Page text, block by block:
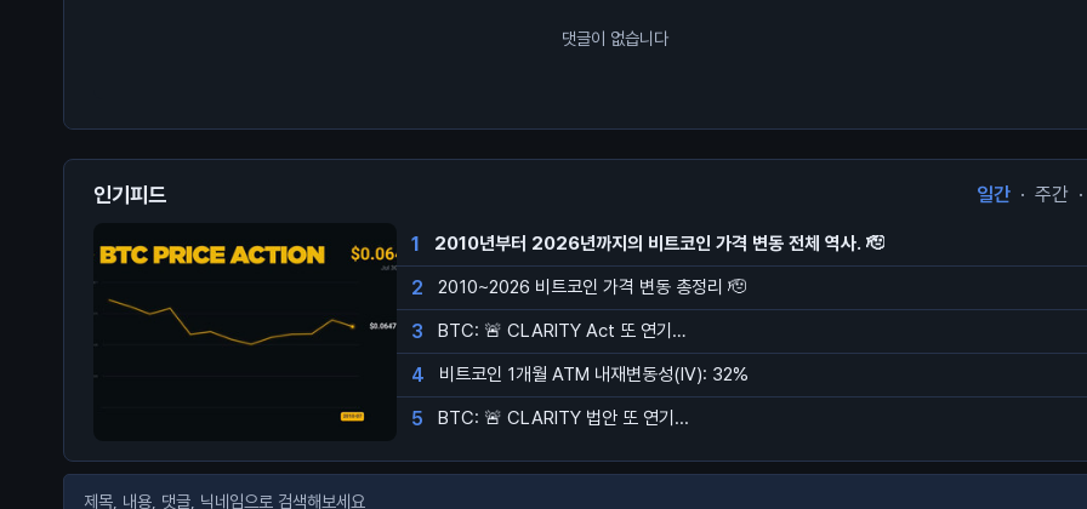
댓글이 없습니다
인기피드 일간 · 주간 ·
1 2010년부터 2026년까지의 비트코인 가격 변동 전체 역사. 🫡
2 2010~2026 비트코인 가격 변동 총정리 🫡
3 BTC: 🚨 CLARITY Act 또 연기…
4 비트코인 1개월 ATM 내재변동성(IV): 32%
5 BTC: 🚨 CLARITY 법안 또 연기...